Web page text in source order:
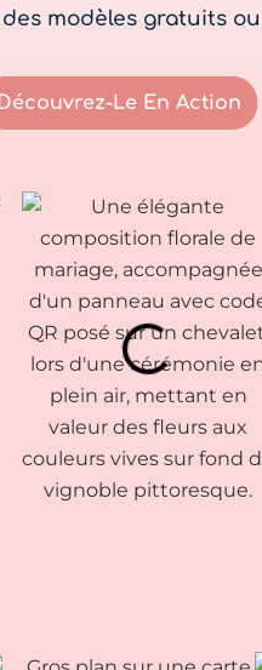
modèles gratuits
Découvrez-Le En Action